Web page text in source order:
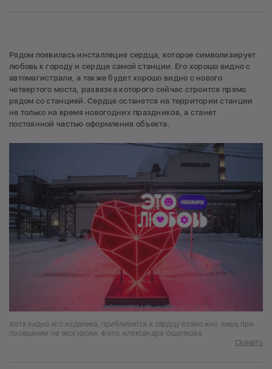
Рядом появилась инсталляция сердца, которое символизирует
любовь к городу и сердце самой станции. Его хорошо видно с
автомагистрали, а также будет хорошо видно с нового
четвертого моста, развязка которого сейчас строится прямо
рядом со станцией. Сердце останется на территории станции
не только на время новогодних праздников, а станет
постоянной частью оформления объекта.
Хотя видно его издалека, приблизится к сердцу возможно лишь при
посещении на экскурсии. Фото Александра Ощепкова
Скачать